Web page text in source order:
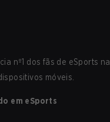
nº1 dos fãs de eSports na
móveis.
em eSports